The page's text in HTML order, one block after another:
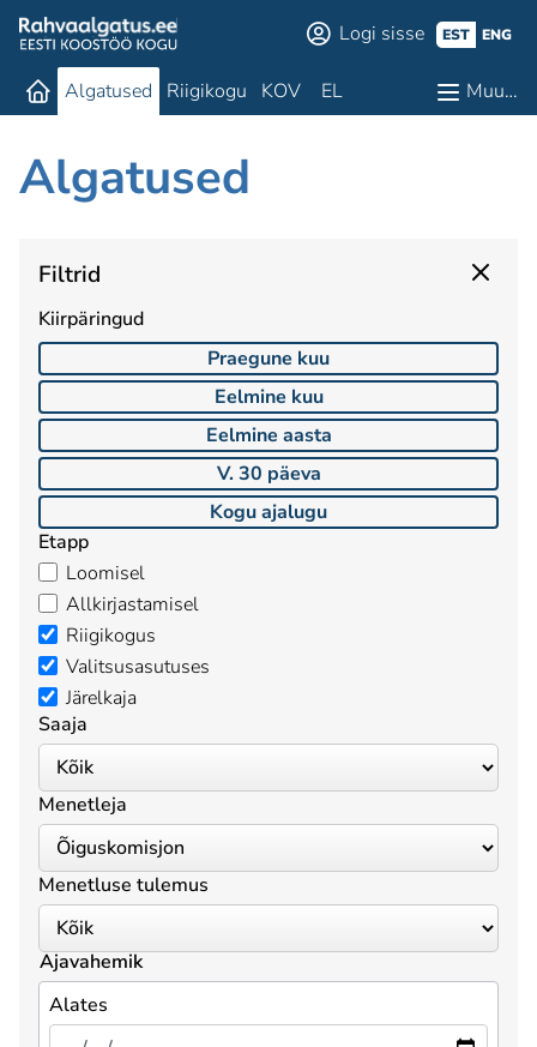
Logi sisse EST ENG
Algatused Riigikogu KOV EL Muu…
Algatused
Filtrid
Kiirpäringud
Praegune kuu
Eelmine kuu
Eelmine aasta
V. 30 päeva
Kogu ajalugu
Etapp
Loomisel
Allkirjastamisel
Riigikogus
Valitsusasutuses
Järelkaja
Saaja
Menetleja
Menetluse tulemus
Ajavahemik
Alates